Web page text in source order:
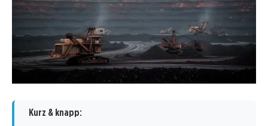
Kurz & knapp: